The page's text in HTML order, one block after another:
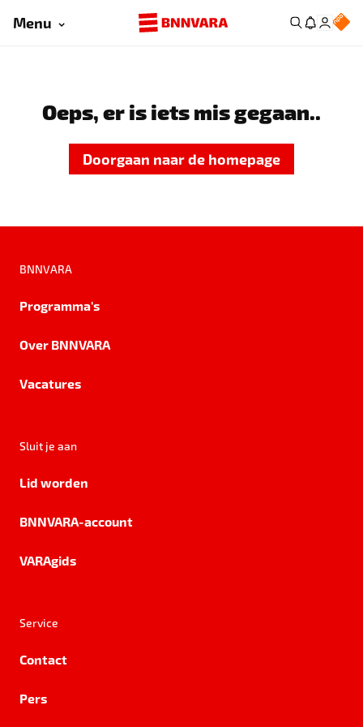
Menu
Oeps, er is iets mis gegaan..
Doorgaan naar de homepage
BNNVARA
Programma's
Over BNNVARA
Vacatures
Sluit je aan
Lid worden
BNNVARA-account
VARAgids
Service
Contact
Pers